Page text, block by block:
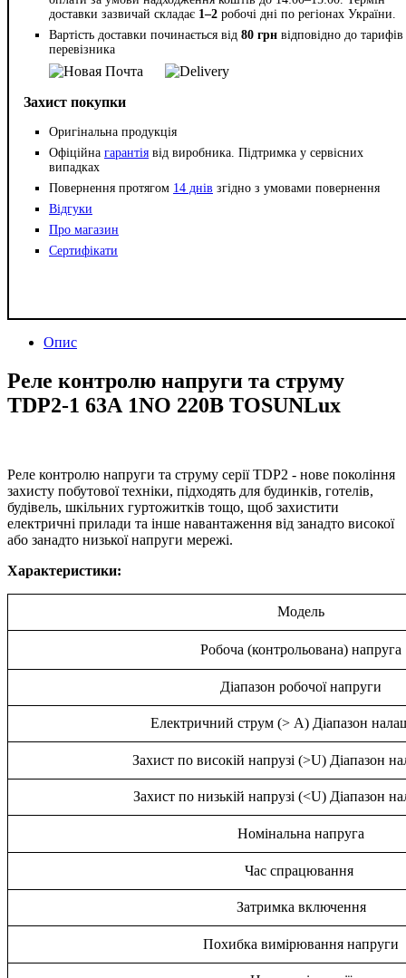
доставки зазвичай складає 1–2 робочі дні по регіонах України.
Вартість доставки починається від 80 грн відповідно до тарифів
перевізника
Захист покупки
Оригінальна продукція
Офіційна гарантія від виробника. Підтримка у сервісних
випадках
Повернення протягом 14 днів згідно з умовами повернення
Відгуки
Про магазин
Сертифікати
Опис
Реле контролю напруги та струму
TDP2-1 63А 1NO 220В TOSUNLux
Реле контролю напруги та струму серії TDP2 - нове покоління
захисту побутової техніки, підходять для будинків, готелів,
будівель, шкільних гуртожитків тощо, щоб захистити
електричні прилади та інше навантаження від занадто високої
або занадто низької напруги мережі.
Характеристики:
Модель
Робоча (контрольована) напруга
Діапазон робочої напруги
Електричний струм (> A) Діапазон
Захист по високій напрузі (>U) Діапазон
Захист по низькій напрузі (<U) Діапазон
Номінальна напруга
Час спрацювання
Затримка включення
Похибка вимірювання напруги